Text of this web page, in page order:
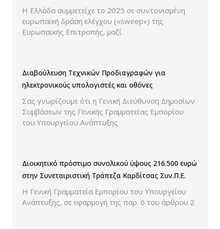
ελέγχου παρουσίασης των τιμών και των
εκπτώσεων.
Η Ελλάδα συμμετείχε το 2025 σε συντονισμένη
ευρωπαϊκή δράση ελέγχου («sweep») της
Ευρωπαϊκής Επιτροπής, μαζί
Διαβούλευση Τεχνικών Προδιαγραφών για
ηλεκτρονικούς υπολογιστές και οθόνες
Σας γνωρίζουμε ότι η Γενική Διεύθυνση Δημοσίων
Συμβάσεων της Γενικής Γραμματείας Εμπορίου
του Υπουργείου Ανάπτυξης
Διοικητικό πρόστιμο συνολικού ύψους 216.500 ευρώ
στην Συνεταιριστική Τράπεζα Καρδίτσας Συν.Π.Ε.
Η Γενική Γραμματεία Εμπορίου του Υπουργείου
Ανάπτυξης, σε εφαρμογή της παρ. 6 του άρθρου 2